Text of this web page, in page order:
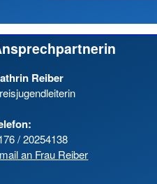
Reiber
/ 20254138
an Frau Reiber